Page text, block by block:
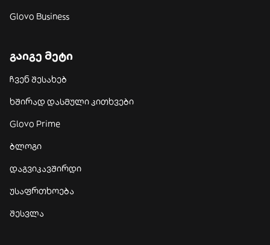
Glovo Business
გაიგე მეტი
ჩვენ შესახებ
ხშირად დასმული კითხვები
Glovo Prime
ბლოგი
დაგვიკავშირდი
უსაფრთხოება
შესვლა